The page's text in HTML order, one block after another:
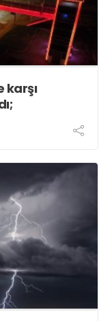
karşı